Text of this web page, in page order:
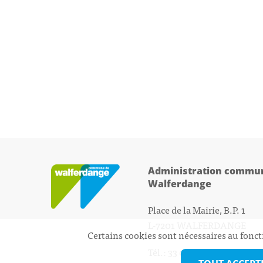
Administration
Walferdange
Place de la Mairie, B.P. 1
Tél.: 33 01 44 - 1
Certains cookies sont nécessaires au